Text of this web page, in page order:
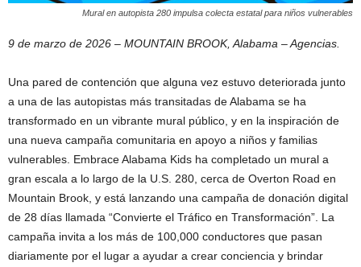
Mural en autopista 280 impulsa colecta estatal para niños vulnerables
9 de marzo de 2026 – MOUNTAIN BROOK, Alabama – Agencias.
Una pared de contención que alguna vez estuvo deteriorada junto
a una de las autopistas más transitadas de Alabama se ha
transformado en un vibrante mural público, y en la inspiración de
una nueva campaña comunitaria en apoyo a niños y familias
vulnerables. Embrace Alabama Kids ha completado un mural a
gran escala a lo largo de la U.S. 280, cerca de Overton Road en
Mountain Brook, y está lanzando una campaña de donación digital
de 28 días llamada “Convierte el Tráfico en Transformación”. La
campaña invita a los más de 100,000 conductores que pasan
diariamente por el lugar a ayudar a crear conciencia y brindar